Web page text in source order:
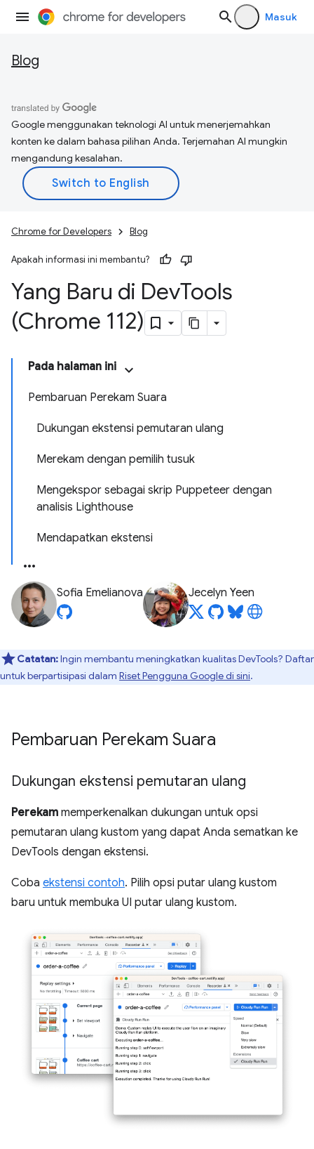
Masuk
Blog
Google menggunakan teknologi AI untuk menerjemahkan
konten ke dalam bahasa pilihan Anda. Terjemahan AI mungkin
mengandung kesalahan.
Chrome for Developers Blog
Apakah informasi ini membantu?
Yang Baru di DevTools
(Chrome 112)
Pada halaman ini
Pembaruan Perekam Suara
Dukungan ekstensi pemutaran ulang
Merekam dengan pemilih tusuk
Mengekspor sebagai skrip Puppeteer dengan
analisis Lighthouse
Mendapatkan ekstensi
Sofia Emelianova Jecelyn Yeen
Catatan:Ingin membantu meningkatkan kualitas DevTools? Daftar
untuk berpartisipasi dalam Riset Pengguna Google di sini.
Pembaruan Perekam Suara
Dukungan ekstensi pemutaran ulang
Perekam memperkenalkan dukungan untuk opsi
pemutaran ulang kustom yang dapat Anda sematkan ke
DevTools dengan ekstensi.
Coba ekstensi contoh. Pilih opsi putar ulang kustom
baru untuk membuka UI putar ulang kustom.